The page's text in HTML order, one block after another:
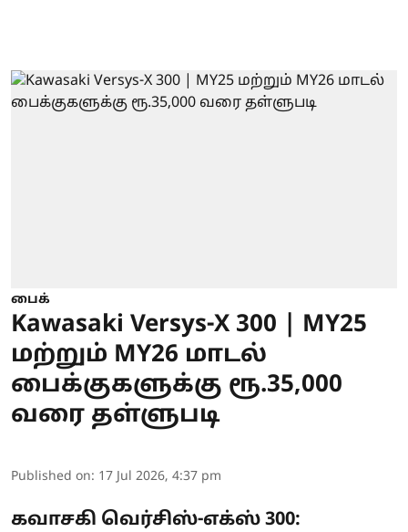
பைக்
Kawasaki Versys-X 300 | MY25
மற்றும் MY26 மாடல்
பைக்குகளுக்கு ரூ.35,000
வரை தள்ளுபடி
Published on: 17 Jul 2026, 4:37 pm
கவாசகி வெர்சிஸ்-எக்ஸ் 300: